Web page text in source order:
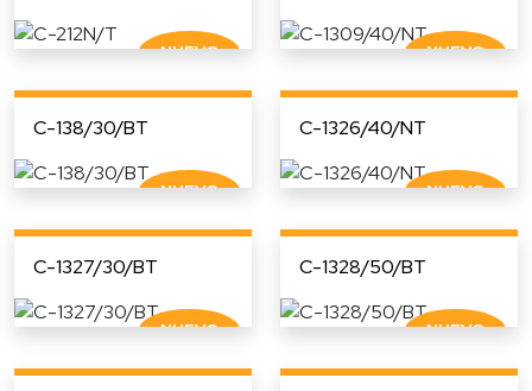
C-138/30/BT C-1326/40/NT
C-1327/30/BT C-1328/50/BT